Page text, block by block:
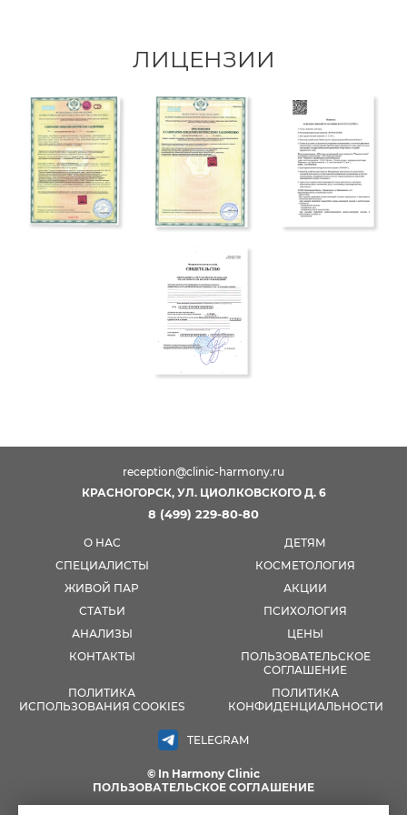
ЛИЦЕНЗИИ
reception@clinic-harmony.ru
КРАСНОГОРСК, УЛ. ЦИОЛКОВСКОГО Д. 6
8 (499) 229-80-80
О НАС
ДЕТЯМ
СПЕЦИАЛИСТЫ
КОСМЕТОЛОГИЯ
ЖИВОЙ ПАР
АКЦИИ
СТАТЬИ
ПСИХОЛОГИЯ
АНАЛИЗЫ
ЦЕНЫ
КОНТАКТЫ
ПОЛЬЗОВАТЕЛЬСКОЕ
СОГЛАШЕНИЕ
ПОЛИТИКА
ИСПОЛЬЗОВАНИЯ COOKIES
ПОЛИТИКА
КОНФИДЕНЦИАЛЬНОСТИ
TELEGRAM
© In Harmony Clinic
ПОЛЬЗОВАТЕЛЬСКОЕ СОГЛАШЕНИЕ